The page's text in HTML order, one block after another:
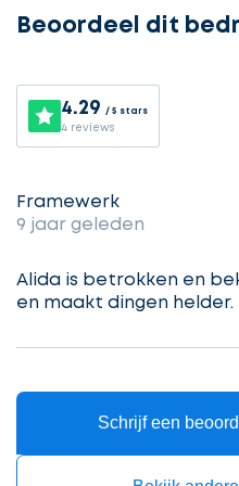
Beoordeel dit
4.29 / 5 stars
4 reviews
Framewerk
9 jaar geleden
Alida is betrokken en
en maakt dingen
Schrijf een
Selecteer
service
Beschrijf
uw
Ontvang
3
offertes